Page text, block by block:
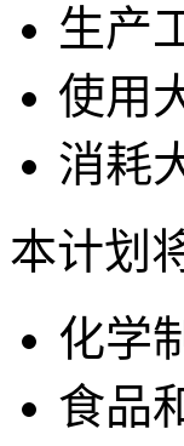
生产
使用
消耗
本计划
化学
食品